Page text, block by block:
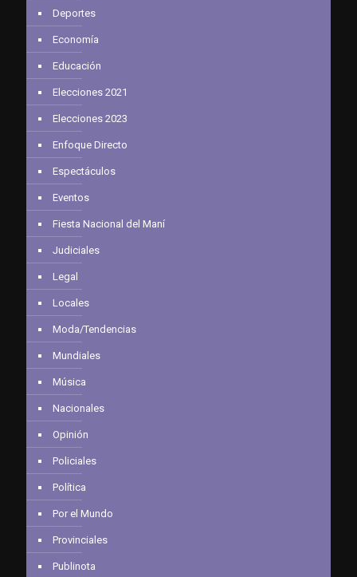
Deportes
Economía
Educación
Elecciones 2021
Elecciones 2023
Enfoque Directo
Espectáculos
Eventos
Fiesta Nacional del Maní
Judiciales
Legal
Locales
Moda/Tendencias
Mundiales
Música
Nacionales
Opinión
Policiales
Política
Por el Mundo
Provinciales
Publinota